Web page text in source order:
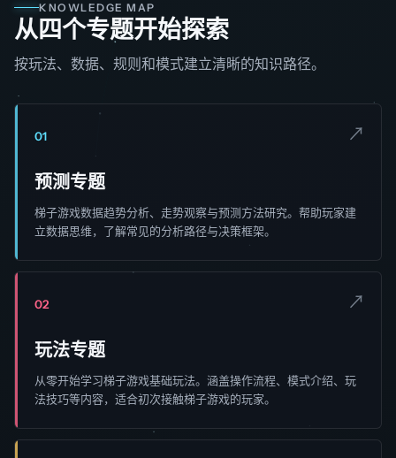
KNOWLEDGE MAP
从四个专题开始探索
按玩法、数据、规则和模式建立清晰的知识路径。
01 ↗
预测专题
梯子游戏数据趋势分析、走势观察与预测方法研究。帮助玩家建
立数据思维，了解常见的分析路径与决策框架。
02 ↗
玩法专题
从零开始学习梯子游戏基础玩法。涵盖操作流程、模式介绍、玩
法技巧等内容，适合初次接触梯子游戏的玩家。